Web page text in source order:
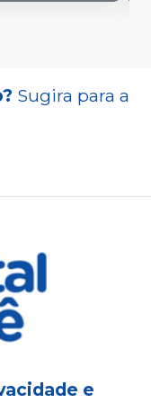
Sugira para a
e